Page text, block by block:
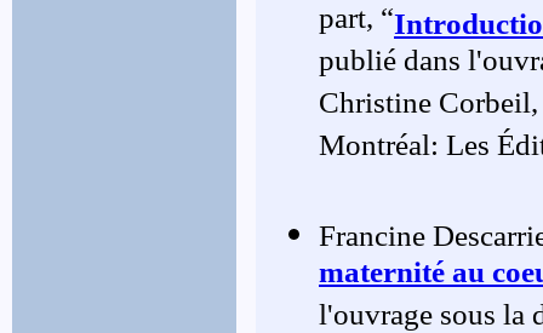
part, “
publié dans
Christine Corbeil,
Montréal: Les
Francine
maternité au
l'ouvrage sous la